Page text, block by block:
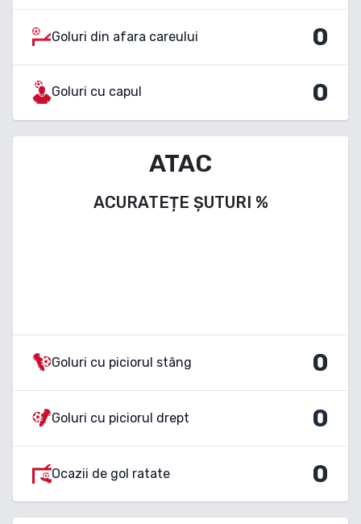
Goluri din afara careului 0
Goluri cu capul 0
ATAC
ACURATEȚE ȘUTURI %
Goluri cu piciorul stâng 0
Goluri cu piciorul drept 0
Ocazii de gol ratate 0